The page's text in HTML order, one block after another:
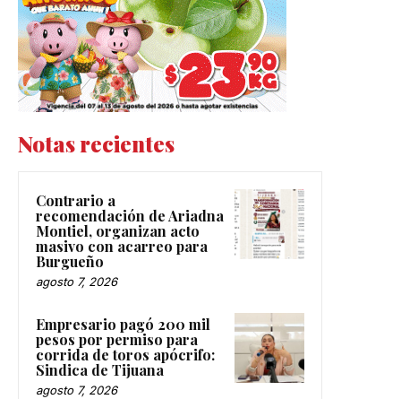
Notas recientes
Contrario a
recomendación de Ariadna
Montiel, organizan acto
masivo con acarreo para
Burgueño
agosto 7, 2026
Empresario pagó 200 mil
pesos por permiso para
corrida de toros apócrifo:
Sindica de Tijuana
agosto 7, 2026